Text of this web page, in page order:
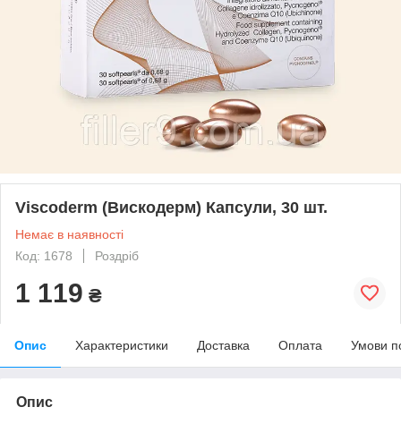
Viscoderm (Вискодерм) Капсули, 30 шт.
Немає в наявності
Код: 1678
Роздріб
1 119 ₴
Опис Характеристики Доставка Оплата Умови
Опис